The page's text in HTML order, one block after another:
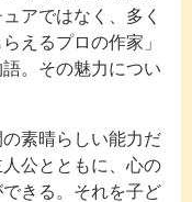
アではなく、多く
えるプロの作家」
。その魅力につい
の素晴らしい能力だ
公とともに、心の
きる。それを子ど